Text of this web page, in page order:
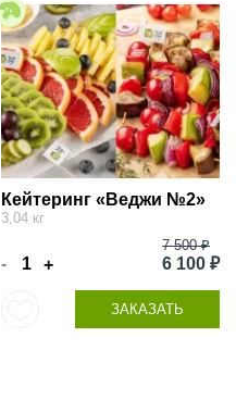
Кейтеринг «Веджи №2»
3,04 кг
- +
7 500 ₽
6 100 ₽
ЗАКАЗАТЬ